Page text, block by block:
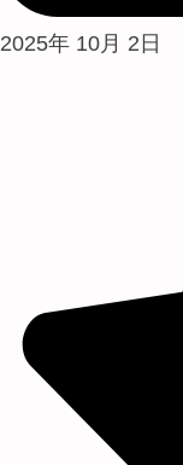
2025年 10月 2日